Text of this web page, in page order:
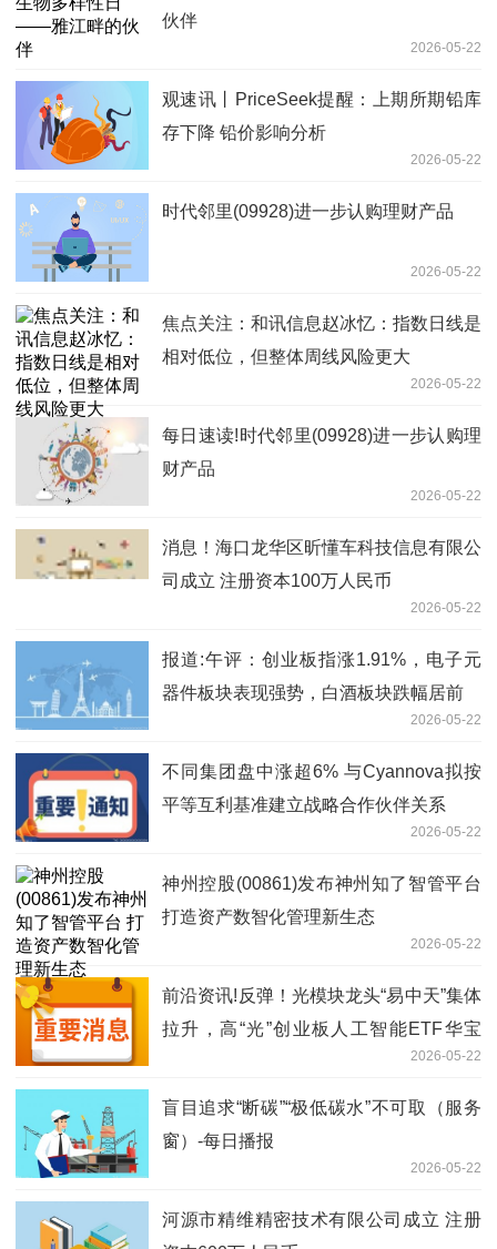
伙伴
2026-05-22
观速讯丨PriceSeek提醒：上期所期铅库
存下降 铅价影响分析
2026-05-22
时代邻里(09928)进一步认购理财产品
2026-05-22
焦点关注：和讯信息赵冰忆：指数日线是
相对低位，但整体周线风险更大
2026-05-22
每日速读!时代邻里(09928)进一步认购理
财产品
2026-05-22
消息！海口龙华区昕懂车科技信息有限公
司成立 注册资本100万人民币
2026-05-22
报道:午评：创业板指涨1.91%，电子元
器件板块表现强势，白酒板块跌幅居前
2026-05-22
不同集团盘中涨超6% 与Cyannova拟按
平等互利基准建立战略合作伙伴关系
2026-05-22
神州控股(00861)发布神州知了智管平台
打造资产数智化管理新生态
2026-05-22
前沿资讯!反弹！光模块龙头“易中天”集体
拉升，高“光”创业板人工智能ETF华宝
（159363）上涨2%，资金连续增持！
2026-05-22
盲目追求“断碳”“极低碳水”不可取（服务
窗）-每日播报
2026-05-22
河源市精维精密技术有限公司成立 注册